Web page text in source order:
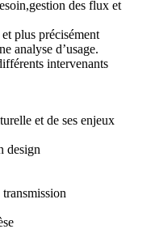
des flux et
plus précisément
analyse d’usage.
intervenants
et de ses enjeux
design